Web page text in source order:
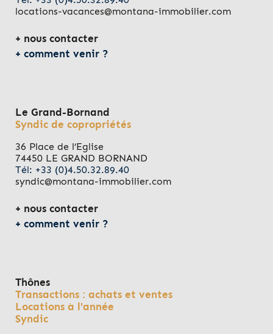
locations-vacances@montana-immobilier.com
nous contacter
comment venir ?
Le Grand-Bornand
Syndic de copropriétés
36 Place de l’Eglise
74450 LE GRAND BORNAND
Tél: +33 (0)4.50.32.89.40
syndic@montana-immobilier.com
nous contacter
comment venir ?
Thônes
Transactions : achats et ventes
Locations à l'année
Syndic